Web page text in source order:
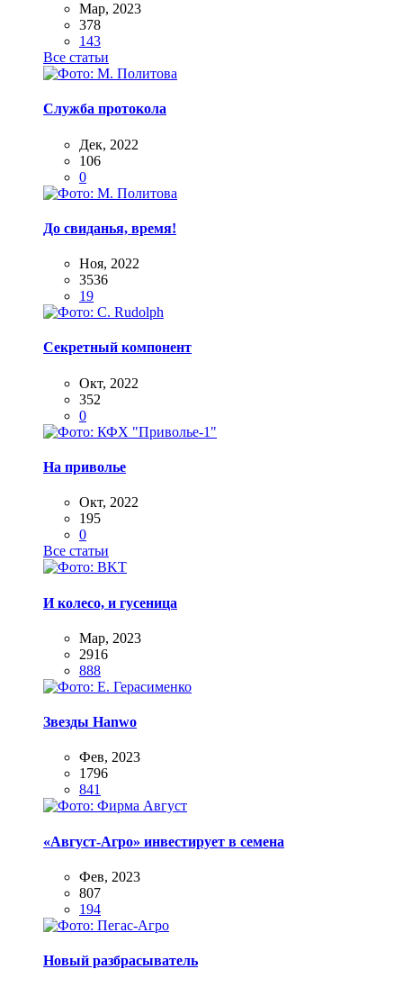
Мар, 2023
378
143
Все статьи
Служба протокола
Дек, 2022
106
0
До свиданья, время!
Ноя, 2022
3536
19
Секретный компонент
Окт, 2022
352
0
На приволье
Окт, 2022
195
0
Все статьи
И колесо, и гусеница
Мар, 2023
2916
888
Звезды Hanwo
Фев, 2023
1796
841
«Август-Агро» инвестирует в семена
Фев, 2023
807
194
Новый разбрасыватель